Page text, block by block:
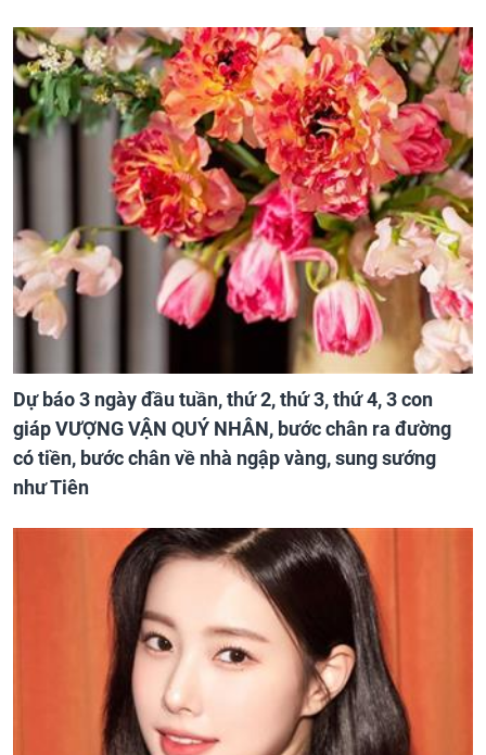
Dự báo 3 ngày đầu tuần, thứ 2, thứ 3, thứ 4, 3 con
giáp VƯỢNG VẬN QUÝ NHÂN, bước chân ra đường
có tiền, bước chân về nhà ngập vàng, sung sướng
như Tiên